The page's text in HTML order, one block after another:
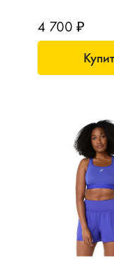
4 700 ₽